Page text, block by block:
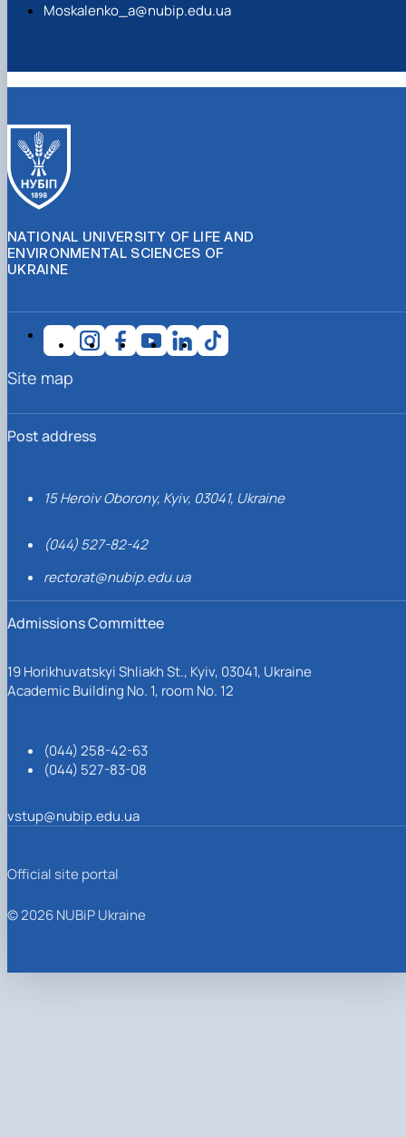
Moskalenko_a@nubip.edu.ua
NATIONAL UNIVERSITY OF LIFE AND
ENVIRONMENTAL SCIENCES OF
UKRAINE
Post address
15 Heroiv Oborony, Kyiv, 03041, Ukraine
(044) 527-82-42
rectorat@nubip.edu.ua
Admissions Committee
19 Horikhuvatskyi Shliakh St., Kyiv, 03041, Ukraine
Academic Building No. 1, room No. 12
(044) 258-42-63
(044) 527-83-08
vstup@nubip.edu.ua
Site map
Official site portal
© 2026 NUBiP Ukraine